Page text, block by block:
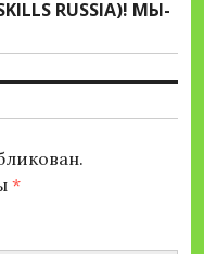
RUSSIA)! МЫ-
*